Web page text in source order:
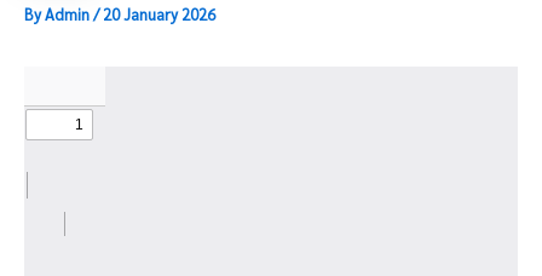
ByAdmin/20 January 2026